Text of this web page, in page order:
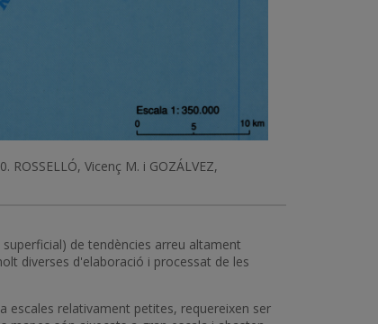
Vicenç M. i GOZÁLVEZ,
de tendències arreu altament
diverses d'elaboració i processat de les
escales relativament petites, requereixen ser